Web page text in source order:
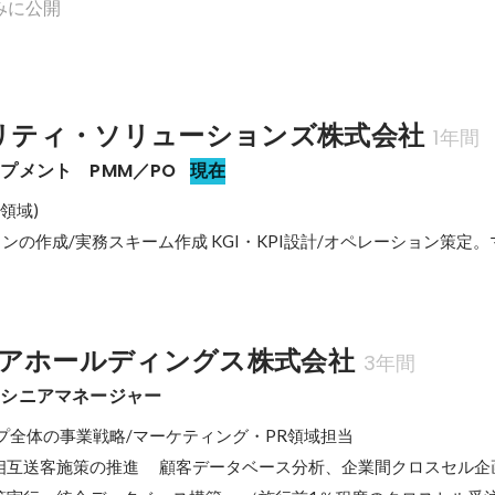
に公開
ティ・ソリューションズ株式会社 1年間
メント　PMM／PO 現在
域)
の作成/実務スキーム作成 KGI・KPI設計/オペレーション策定。
ホールディングス株式会社 3年間
ニアマネージャー
体の事業戦略/マーケティング・PR領域担当
送客施策の推進　 顧客データベース分析、企業間クロスセル